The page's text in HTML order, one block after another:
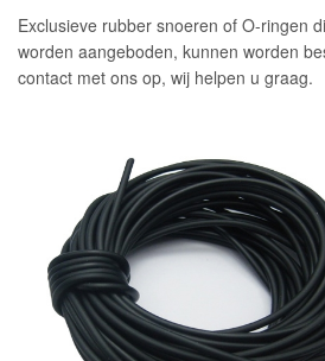
Exclusieve rubber snoeren of O-ringen
worden aangeboden, kunnen worden
contact met ons op, wij helpen u graag.